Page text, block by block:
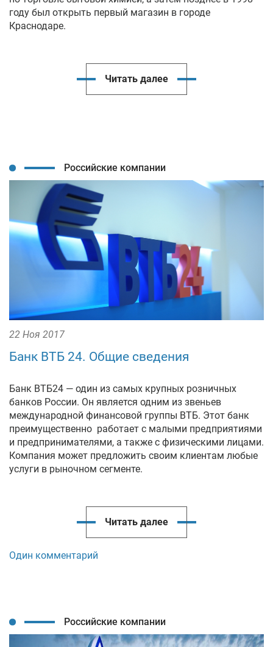
году был открыть первый магазин в городе
Краснодаре.
Читать далее
Российские компании
22 Ноя 2017
Банк ВТБ 24. Общие сведения
Банк ВТБ24 — один из самых крупных розничных
банков России. Он является одним из звеньев
международной финансовой группы ВТБ. Этот банк
преимущественно работает с малыми предприятиями
и предпринимателями, а также с физическими лицами.
Компания может предложить своим клиентам любые
услуги в рыночном сегменте.
Читать далее
Один комментарий
Российские компании